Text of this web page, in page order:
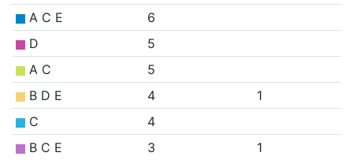
A C E
6
D
5
A C
5
B D E
4
1
C
4
B C E
3
1